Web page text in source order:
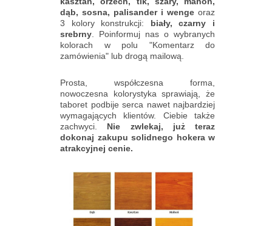
dąb, sosna, palisander i wenge oraz
3 kolory konstrukcji: biały, czarny i
srebrny. Poinformuj nas o wybranych
kolorach w polu "Komentarz do
zamówienia" lub drogą mailową.
Prosta, współczesna forma,
nowoczesna kolorystyka sprawiają, że
taboret podbije serca nawet najbardziej
wymagających klientów. Ciebie także
zachwyci.
Nie zwlekaj, już teraz
dokonaj zakupu solidnego hokera w
atrakcyjnej cenie.